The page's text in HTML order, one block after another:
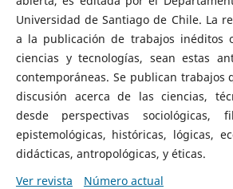
Universidad de Santiago de Chile. La
a la publicación de trabajos inéditos
ciencias y tecnologías, sean estas
contemporáneas. Se publican trabajos
discusión acerca de las ciencias,
desde perspectivas sociológicas,
epistemológicas, históricas, lógicas,
didácticas, antropológicas, y éticas.
Ver revista
Número actual